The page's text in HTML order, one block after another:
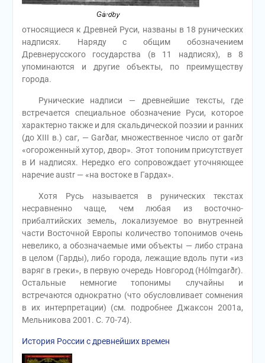
относящиеся к Древней Руси, названы в 18 рунических
надписях. Наряду с общим обозначением
Древнерусского государства (в 11 надписях), в 8
упоминаются и другие объекты, по преимуществу
города.
Рунические надписи — древнейшие тексты, где
встречается специальное обозначение Руси, которое
характерно также и для скальдической поэзии и ранних
(до XIII в.) саг, — Garðar, множественное число от garðr
«огороженный хутор, двор». Этот топоним присутствует
в И надписях. Нередко его сопровождает уточняющее
наречие austr — «на востоке в Гардах».
Хотя Русь называется в рунических текстах
несравненно чаще, чем любая из восточно-
прибалтийских земель, локализуемое во внутренней
части Восточной Европы количество топонимов очень
невелико, а обозначаемые ими объекты — либо страна
в целом (Гарды), либо города, лежащие вдоль пути «из
варяг в греки», в первую очередь Новгород (Hólmgarðr).
Остальные немногие топонимы случайны и
встречаются однократно (что обусловливает сомнения
в их интерпретации) (см. подробнее Джаксон 2001а,
Мельникова 2001. С. 70-74).
История России с древнейших времен